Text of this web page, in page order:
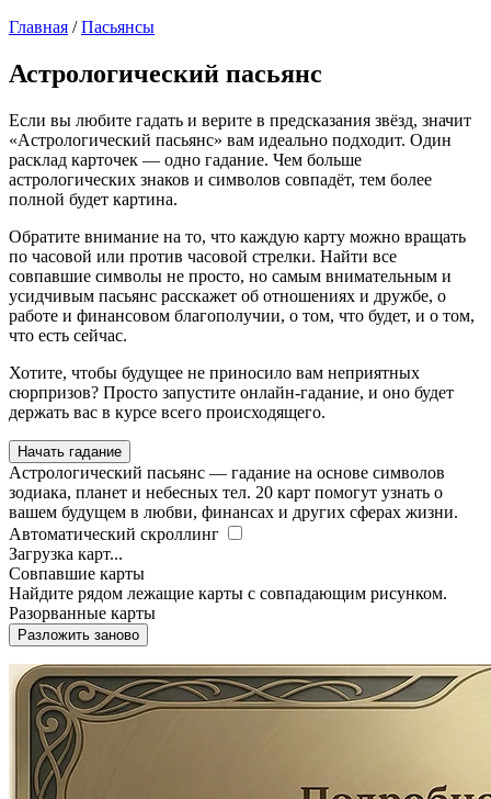
Главная /Пасьянсы
Астрологический пасьянс
Если вы любите гадать и верите в предсказания звёзд, значит
«Астрологический пасьянс» вам идеально подходит. Один
расклад карточек — одно гадание. Чем больше
астрологических знаков и символов совпадёт, тем более
полной будет картина.
Обратите внимание на то, что каждую карту можно вращать
по часовой или против часовой стрелки. Найти все
совпавшие символы не просто, но самым внимательным и
усидчивым пасьянс расскажет об отношениях и дружбе, о
работе и финансовом благополучии, о том, что будет, и о том,
что есть сейчас.
Хотите, чтобы будущее не приносило вам неприятных
сюрпризов? Просто запустите онлайн-гадание, и оно будет
держать вас в курсе всего происходящего.
Начать гадание
Астрологический пасьянс — гадание на основе символов
зодиака, планет и небесных тел. 20 карт помогут узнать о
вашем будущем в любви, финансах и других сферах жизни.
Автоматический скроллинг
Загрузка карт...
Совпавшие карты
Найдите рядом лежащие карты с совпадающим рисунком.
Разорванные карты
Разложить заново